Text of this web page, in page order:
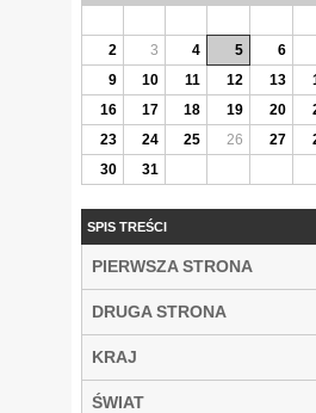
2
3 4 5 6
9
10 11 12 13
16
17 18 19 20
23
24 25 26 27
30
31
SPIS TREŚCI
PIERWSZA STRONA
DRUGA STRONA
KRAJ
ŚWIAT